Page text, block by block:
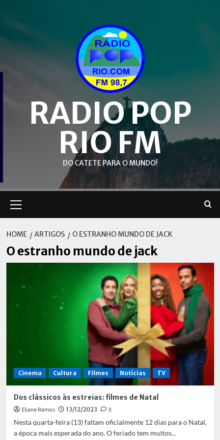
content
RADIO POP
RIO FM
DO CATETE PARA O MUNDO!
Menu
HOME ARTIGOS O ESTRANHO MUNDO DE JACK
O estranho mundo de jack
Cinema Cultura Filmes Notícias TV
Dos clássicos às estreias: filmes de Natal
Eliane Ramos 13/12/2023
0
Nesta quarta-feira (13) faltam oficialmente 12 dias para o Natal,
a época mais esperada do ano. O feriado tem muitos...